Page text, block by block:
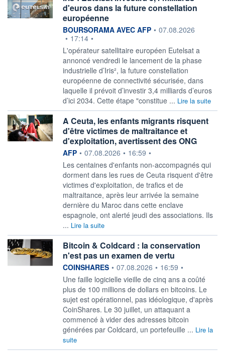
d'euros dans la future constellation
européenne
information fournie par
BOURSORAMA AVEC AFP • 07.08.2026
• 17:14 •
L'opérateur satellitaire européen Eutelsat a
annoncé vendredi le lancement de la phase
industrielle d’Iris², la future constellation
européenne de connectivité sécurisée, dans
laquelle il prévoit d’investir 3,4 milliards d’euros
d’ici 2034. Cette étape "constitue ... Lire la suite
A Ceuta, les enfants migrants risquent
d'être victimes de maltraitance et
d'exploitation, avertissent des ONG
information fournie par
AFP • 07.08.2026 • 16:59 •
Les centaines d'enfants non-accompagnés qui
dorment dans les rues de Ceuta risquent d'être
victimes d'exploitation, de trafics et de
maltraitance, après leur arrivée la semaine
dernière du Maroc dans cette enclave
espagnole, ont alerté jeudi des associations. Ils
... Lire la suite
Bitcoin & Coldcard : la conservation
n'est pas un examen de vertu
information fournie par
COINSHARES • 07.08.2026 • 16:59 •
Une faille logicielle vieille de cinq ans a coûté
plus de 100 millions de dollars en bitcoins. Le
sujet est opérationnel, pas idéologique, d'après
CoinShares. Le 30 juillet, un attaquant a
commencé à vider des adresses bitcoin
générées par Coldcard, un portefeuille ... Lire la
suite